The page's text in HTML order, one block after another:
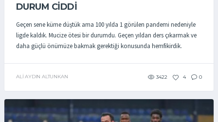
DURUM CIDDI
Geçen sene küme düştük ama 100 yılda 1 görülen pandemi nedeniyle
ligde kaldık. Mucize ötesi bir durumdu. Geçen yıldan ders çıkarmak ve
daha güçlü önümüze bakmak gerektiği konusunda hemfikirdik.
ALI AYDIN ALTUNKAN 3422 4 0